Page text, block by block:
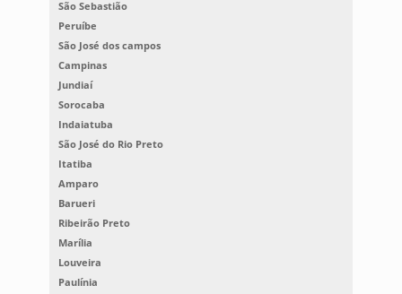
São Sebastião
Peruíbe
São José dos campos
Campinas
Jundiaí
Sorocaba
Indaiatuba
São José do Rio Preto
Itatiba
Amparo
Barueri
Ribeirão Preto
Marília
Louveira
Paulínia